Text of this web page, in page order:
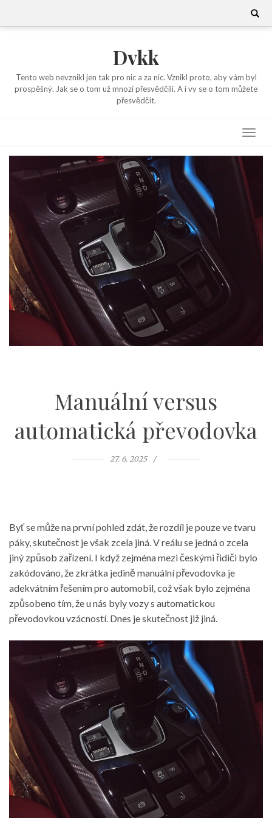
Search
Dvkk
Tento web nevznikl jen tak pro nic a za nic. Vznikl proto, aby vám byl
prospěšný. Jak se o tom už mnozí přesvědčili. A i vy se o tom můžete
přesvědčit.
Manuální versus
automatická převodovka
27. 6. 2025
Byť se může na první pohled zdát, že rozdíl je pouze ve tvaru
páky, skutečnost je však zcela jiná. V reálu se jedná o zcela
jiný způsob zařízení. I když zejména mezi českými řidiči bylo
zakódováno, že zkrátka jedině manuální převodovka je
adekvátním řešením pro automobil, což však bylo zejména
způsobeno tím, že u nás byly vozy s automatickou
převodovkou vzácností. Dnes je skutečnost již jiná.